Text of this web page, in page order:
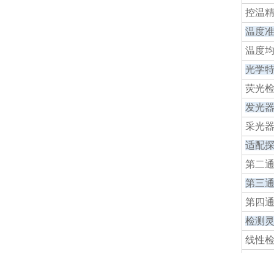
控温
温度
温度
光学
荧光
发光
采光
适配
第二
第三
第四
检测
线性